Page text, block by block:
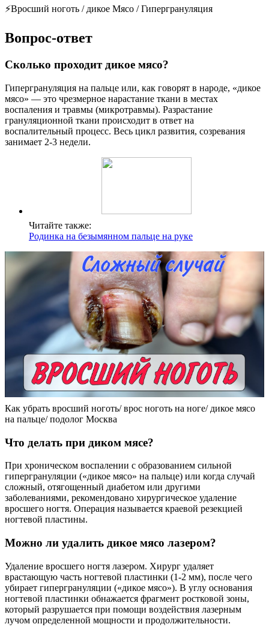
⚡️Вросший ноготь / дикое Мясо / Гипергрануляция
Вопрос-ответ
Сколько проходит дикое мясо?
Гипергрануляция на пальце или, как говорят в народе, «дикое
мясо» — это чрезмерное нарастание ткани в местах
воспаления и травмы (микротравмы). Разрастание
грануляционной ткани происходит в ответ на
воспалительный процесс. Весь цикл развития, созревания
занимает 2-3 недели.
Читайте также:
Родинка на безымянном пальце на руке
Как убрать вросший ноготь/ врос ноготь на ноге/ дикое мясо
на пальце/ подолог Москва
Что делать при диком мясе?
При хроническом воспалении с образованием сильной
гипергрануляции («дикое мясо» на пальце) или когда случай
сложный, отягощенный диабетом или другими
заболеваниями, рекомендовано хирургическое удаление
вросшего ногтя. Операция называется краевой резекцией
ногтевой пластины.
Можно ли удалить дикое мясо лазером?
Удаление вросшего ногтя лазером. Хирург удаляет
врастающую часть ногтевой пластинки (1-2 мм), после чего
убирает гипергрануляции («дикое мясо»). В углу основания
ногтевой пластинки обнажается фрагмент ростковой зоны,
который разрушается при помощи воздействия лазерным
лучом определенной мощности и продолжительности.